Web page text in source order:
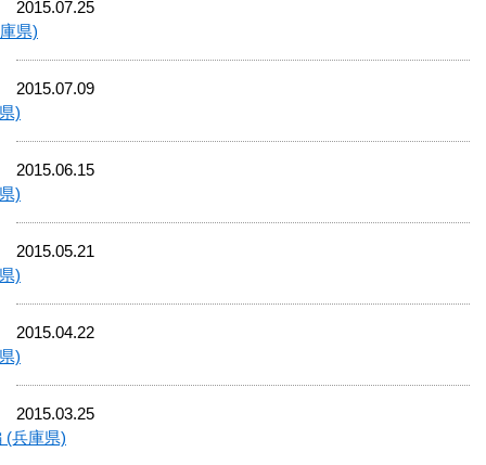
2015.07.25
県)
2015.07.09
)
2015.06.15
)
2015.05.21
)
2015.04.22
)
2015.03.25
(兵庫県)